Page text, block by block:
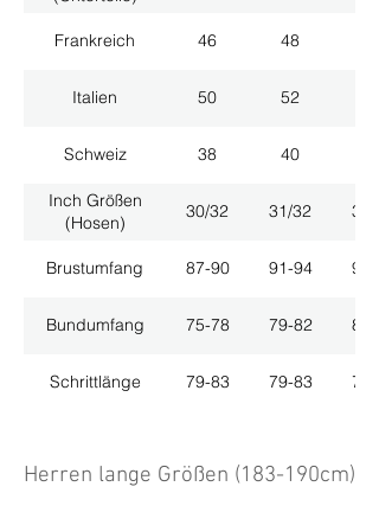
Frankreich 46 48
Italien 50 52
Schweiz 38 40
Inch Größen
(Hosen)
30/32 31/32 33/
Brustumfang 87-90 91-94 95-
Bundumfang 75-78 79-82 83-
Schrittlänge 79-83 79-83 79-
Herren lange Größen (183-190cm)